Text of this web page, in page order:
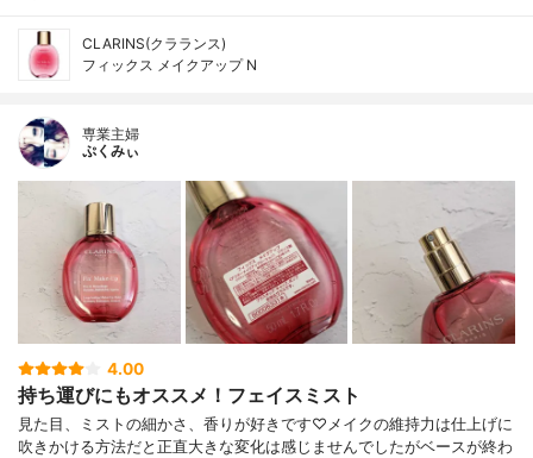
CLARINS(クラランス)
フィックス メイクアップ N
専業主婦
ぷくみぃ
4.00
持ち運びにもオススメ！フェイスミスト
見た目、ミストの細かさ、香りが好きです♡メイクの維持力は仕上げに
吹きかける方法だと正直大きな変化は感じませんでしたがベースが終わ